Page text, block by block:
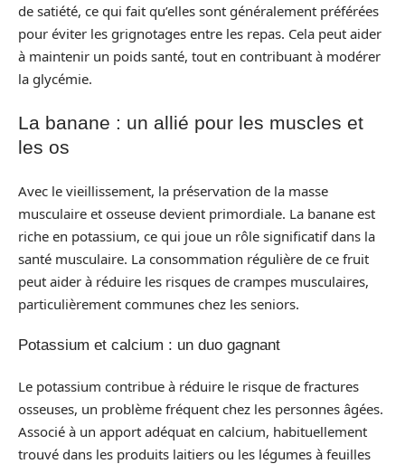
de satiété, ce qui fait qu’elles sont généralement préférées
pour éviter les grignotages entre les repas. Cela peut aider
à maintenir un poids santé, tout en contribuant à modérer
la glycémie.
La banane : un allié pour les muscles et
les os
Avec le vieillissement, la préservation de la masse
musculaire et osseuse devient primordiale. La banane est
riche en potassium, ce qui joue un rôle significatif dans la
santé musculaire. La consommation régulière de ce fruit
peut aider à réduire les risques de crampes musculaires,
particulièrement communes chez les seniors.
Potassium et calcium : un duo gagnant
Le potassium contribue à réduire le risque de fractures
osseuses, un problème fréquent chez les personnes âgées.
Associé à un apport adéquat en calcium, habituellement
trouvé dans les produits laitiers ou les légumes à feuilles